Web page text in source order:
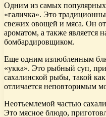
Одним из самых популярных
«галичка». Это
свежих овощей и мяса. Он
ароматом, а также
бомбардировщиком.
Еще одним излюбленным
«укка». Это рыбный суп,
сахалинской рыбы, такой
отличается неповторимым
Неотъемлемой частью
Это мясное блюдо,